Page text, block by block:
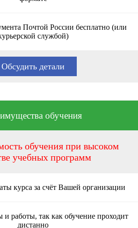
Почтой России бесплатно (или
службой)
Обсудить детали
обучения
обучения при высоком
учебных программ
курса за счёт Вашей организации
работы, так как обучение проходит
дистанно